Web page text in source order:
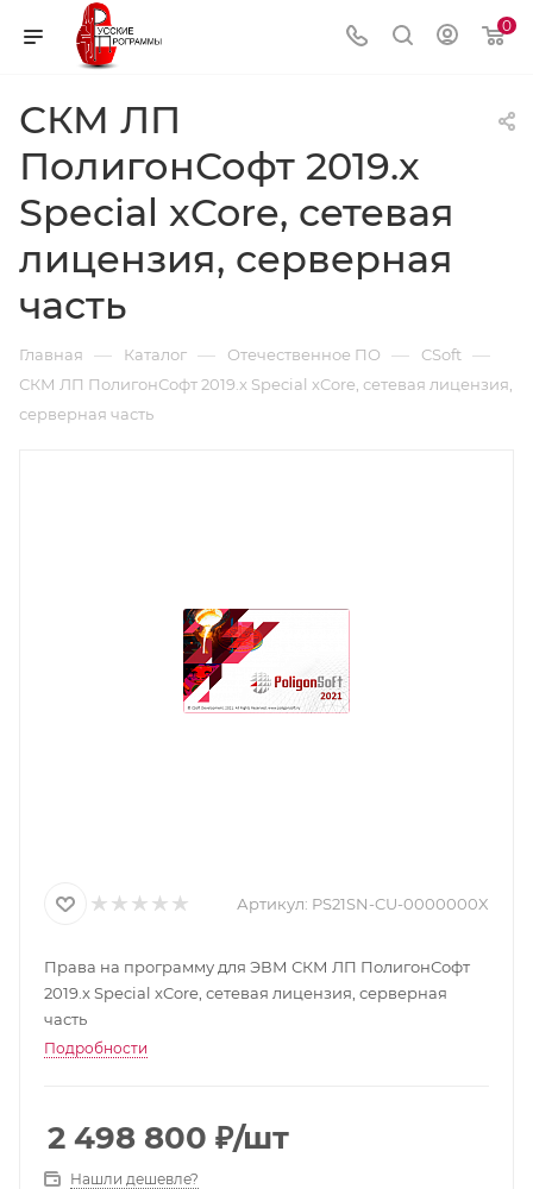
0
СКМ ЛП
ПолигонСофт 2019.x
Special xCore, сетевая
лицензия, серверная
часть
Главная — Каталог — Отечественное ПО — CSoft —
СКМ ЛП ПолигонСофт 2019.x Special xCore, сетевая лицензия,
серверная часть
Артикул: PS21SN-CU-0000000X
Права на программу для ЭВМ СКМ ЛП ПолигонСофт
2019.x Special xCore, сетевая лицензия, серверная
часть
Подробности
2 498 800 ₽/шт
Нашли дешевле?